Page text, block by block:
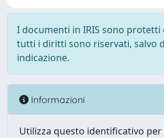
I documenti in IRIS sono protetti
tutti i diritti sono riservati, salvo
indicazione.
Informazioni
Utilizza questo identificativo